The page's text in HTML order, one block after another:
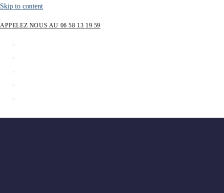
Skip to content
APPELEZ NOUS AU 06 58 13 19 59